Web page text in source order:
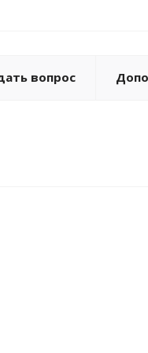
вопрос